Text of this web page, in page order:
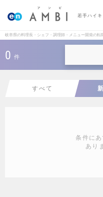
若手ハイ
岐阜県の料理長・シェフ・調理師・メニュー開発の転
0 件
すべて
条件に
あり